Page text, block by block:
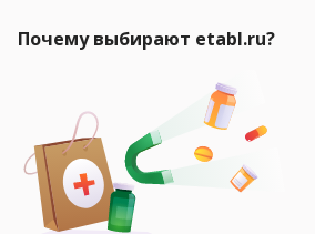
Почему выбирают etabl.ru?